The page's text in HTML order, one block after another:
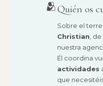
🫂 Quién os
Sobre el
Christian , de
nuestra
Él coordina
actividades
que